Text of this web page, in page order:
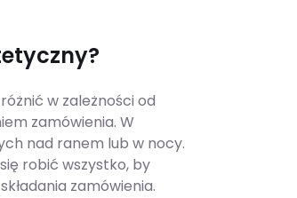
w zależności od
zamówienia. W
nad ranem lub w nocy.
robić wszystko, by
zamówienia.